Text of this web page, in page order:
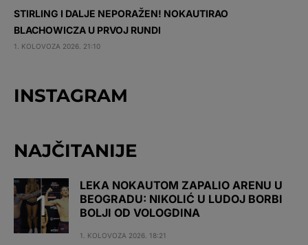
STIRLING I DALJE NEPORAŽEN! NOKAUTIRAO
BLACHOWICZA U PRVOJ RUNDI
1. KOLOVOZA 2026. 21:10
INSTAGRAM
NAJČITANIJE
LEKA NOKAUTOM ZAPALIO ARENU U
BEOGRADU: NIKOLIĆ U LUDOJ BORBI
BOLJI OD VOLOGDINA
1. KOLOVOZA 2026. 18:21